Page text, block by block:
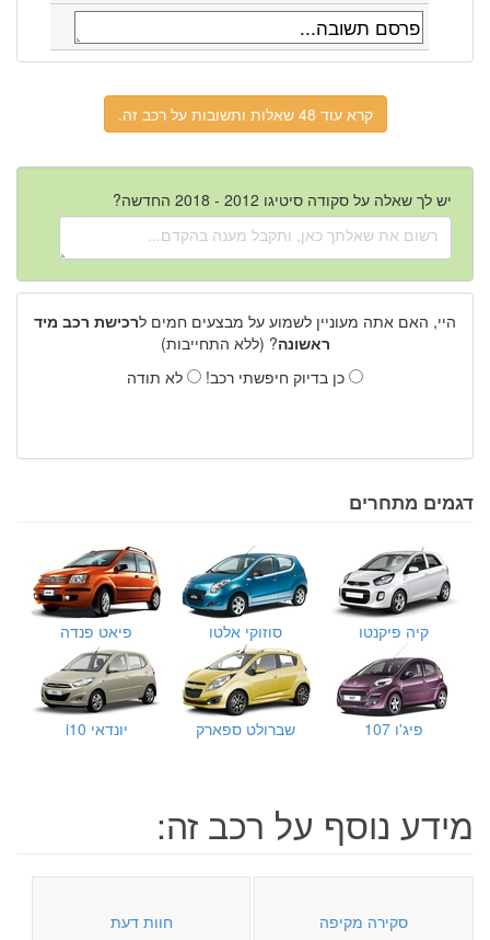
קרא עוד 48 שאלות ותשובות על רכב זה.
יש לך שאלה על סקודה סיטיגו 2012 - 2018 החדשה?
היי, האם אתה מעוניין לשמוע על מבצעים חמים לרכישת רכב מיד
ראשונה? (ללא התחייבות)
כן בדיוק חיפשתי רכב!
לא תודה
דגמים מתחרים
קיה פיקנטו סוזוקי אלטו פיאט פנדה
פיג'ו 107 שברולט ספארק יונדאי i10
מידע נוסף על רכב זה:
סקירה מקיפה חוות דעת